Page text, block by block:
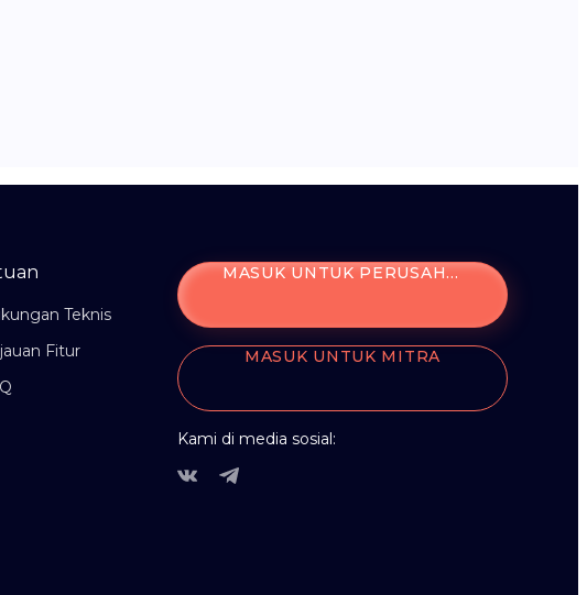
Teknis
Fitur
MASUK UNTUK PERUSAHAAN
MASUK UNTUK MITRA
Kami di media sosial: